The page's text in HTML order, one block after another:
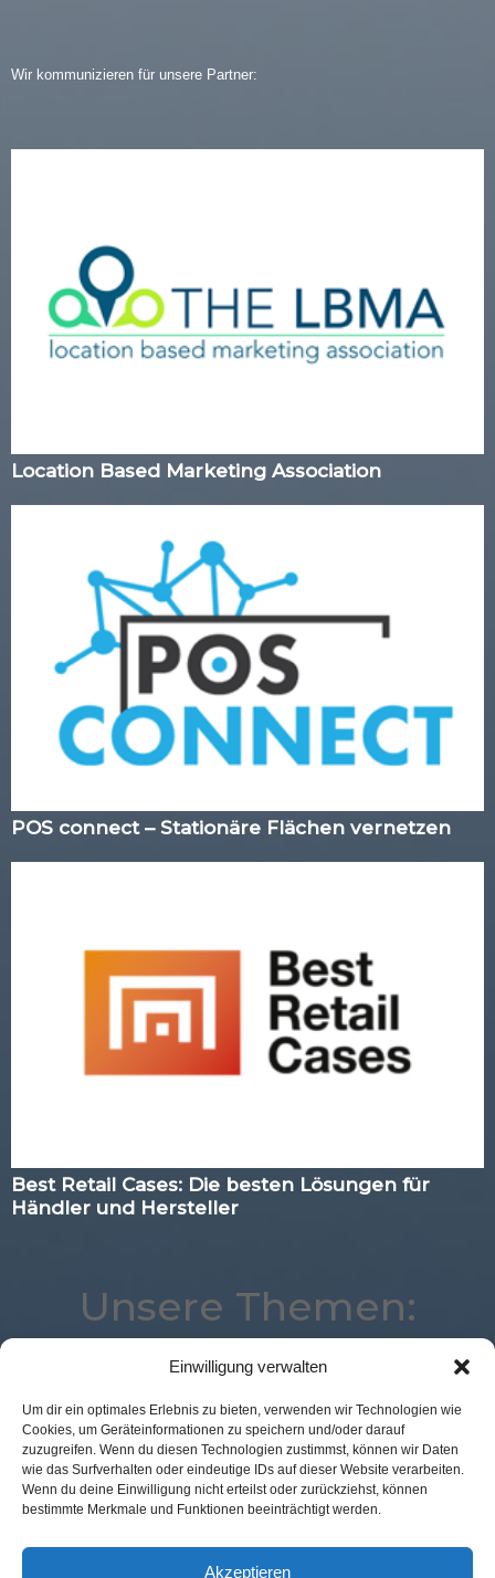
Einwilligung verwalten
Um dir ein optimales Erlebnis zu bieten, verwenden wir Technologien wie
Cookies, um Geräteinformationen zu speichern und/oder darauf
zuzugreifen. Wenn du diesen Technologien zustimmst, können wir Daten
wie das Surfverhalten oder eindeutige IDs auf dieser Website verarbeiten.
Wenn du deine Einwilligung nicht erteilst oder zurückziehst, können
bestimmte Merkmale und Funktionen beeinträchtigt werden.
Akzeptieren
Wir kommunizieren für unsere Partner:
Location Based Marketing Association
POS connect – Stationäre Flächen vernetzen
Best Retail Cases: Die besten Lösungen für
Händler und Hersteller
Unsere Themen:
Mobile Corona Digital Logistik
Analytics
Best Retail Cases
POS Connect
Marketing
Künstliche Intelligenz
Augmented Reality
Commerce
Kassenlose Läden
Payment
eCommerce